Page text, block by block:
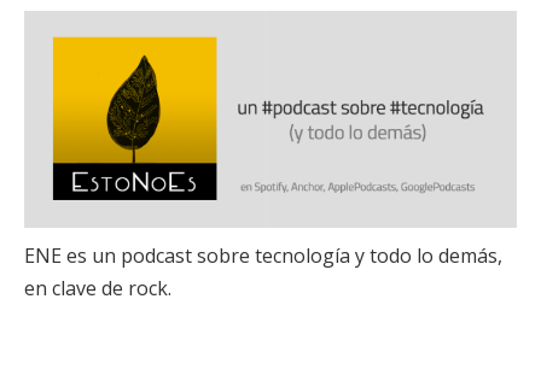
ENE es un podcast sobre tecnología y todo lo demás,
en clave de rock.